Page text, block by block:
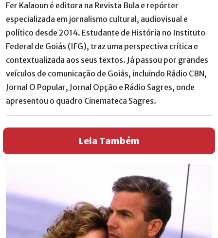
Fer Kalaoun é editora na Revista Bula e repórter
especializada em jornalismo cultural, audiovisual e
político desde 2014. Estudante de História no Instituto
Federal de Goiás (IFG), traz uma perspectiva crítica e
contextualizada aos seus textos. Já passou por grandes
veículos de comunicação de Goiás, incluindo Rádio CBN,
Jornal O Popular, Jornal Opção e Rádio Sagres, onde
apresentou o quadro Cinemateca Sagres.
Leia Também